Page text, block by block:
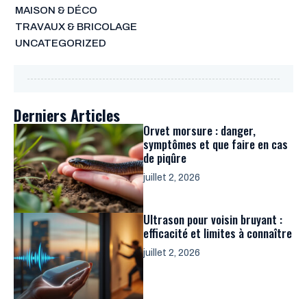
MAISON & DÉCO
TRAVAUX & BRICOLAGE
UNCATEGORIZED
Derniers Articles
Orvet morsure : danger,
symptômes et que faire en cas
de piqûre
juillet 2, 2026
Ultrason pour voisin bruyant :
efficacité et limites à connaître
juillet 2, 2026